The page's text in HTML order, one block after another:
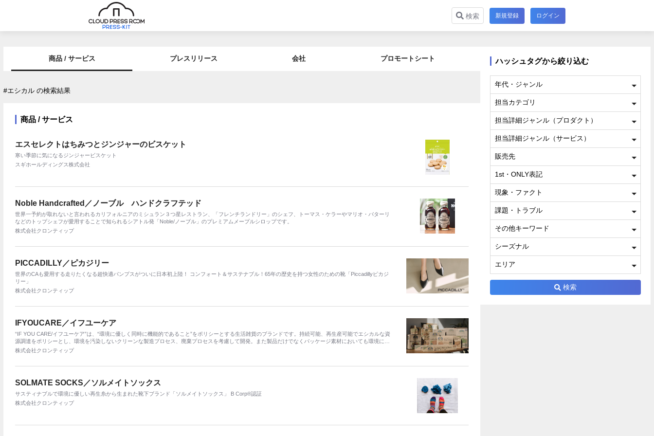
検索 新規登録 ログイン
商品 / サービス プレスリリース 会社 プロモートシート
#エシカル の検索結果
商品 / サービス
エスセレクトはちみつとジンジャーのビスケット
寒い季節に気になるジンジャービスケット
スギホールディングス株式会社
Noble Handcrafted／ノーブル ハンドクラフテッド
世界一予約が取れないと言われるカリフォルニアのミシュラン３つ星レストラン、「フレンチランドリー」のシェフ、トーマス・ケラーやマリオ・バターリ
などのトップシェフが愛用することで知られるシアトル発「Noble/ノーブル」のプレミアムメープルシロップです。
株式会社クロンティップ
PICCADILLY／ピカジリー
世界のCAも愛用する走りたくなる超快適パンプスがついに日本初上陸！ コンフォート＆サステナブル！65年の歴史を持つ女性のための靴「Piccadillyピカジ
リー」
株式会社クロンティップ
IFYOUCARE／イフユーケア
“IF YOU CARE/イフユーケア”は、“環境に優しく同時に機能的であること”をポリシーとする生活雑貨のブランドです。持続可能、再生産可能でエシカルな資
源調達をポリシーとし、環境を汚染しないクリーンな製造プロセス、廃棄プロセスを考慮して開発。また製品だけでなくパッケージ素材においても環境に配
慮した製品を発売しています。
株式会社クロンティップ
SOLMATE SOCKS／ソルメイトソックス
サスティナブルで環境に優しい再生糸から生まれた靴下ブランド「ソルメイトソックス」 B Corp®認証
株式会社クロンティップ
ハッシュタグから絞り込む
年代・ジャンル
担当カテゴリ
担当詳細ジャンル（プロダクト）
担当詳細ジャンル（サービス）
販売先
1st・ONLY表記
現象・ファクト
課題・トラブル
その他キーワード
シーズナル
エリア
検索